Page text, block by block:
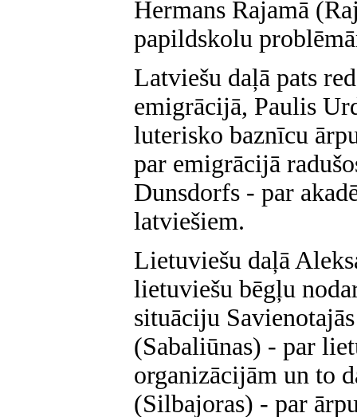
Hermans Rajamā
papildskolu
Latviešu daļā pats
emigrācijā, Paulis
luterisko baznīcu
par emigrācijā
Dunsdorfs - par
latviešiem.
Lietuviešu daļā
lietuviešu bēgļu
situāciju
(Sabaliūnas) - par
organizācijām un to
(Silbajoras) - par